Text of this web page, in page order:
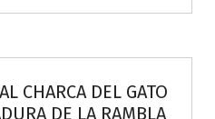
CHARCA DEL GATO
DE LA RAMBLA